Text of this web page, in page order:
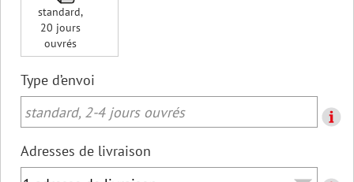
standard,
20 jours
ouvrés
Type d’envoi
standard, 2-4 jours ouvrés
Adresses de livraison